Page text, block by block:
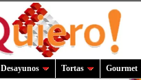
Desayunos Tortas Gourmet